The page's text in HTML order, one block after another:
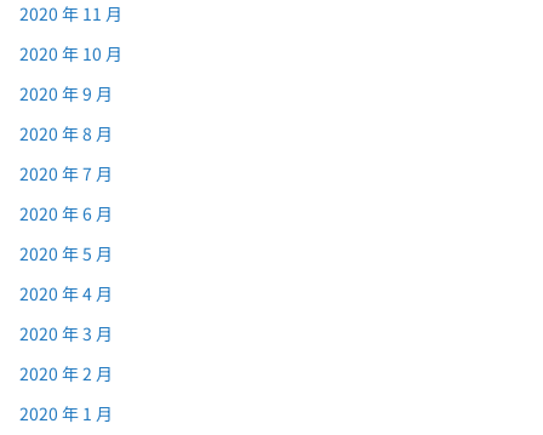
2020 年 11 月
2020 年 10 月
2020 年 9 月
2020 年 8 月
2020 年 7 月
2020 年 6 月
2020 年 5 月
2020 年 4 月
2020 年 3 月
2020 年 2 月
2020 年 1 月